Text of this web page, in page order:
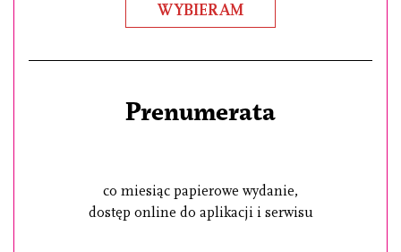
WYBIERAM
Prenumerata
co miesiąc papierowe wydanie,
dostęp online do aplikacji i serwisu